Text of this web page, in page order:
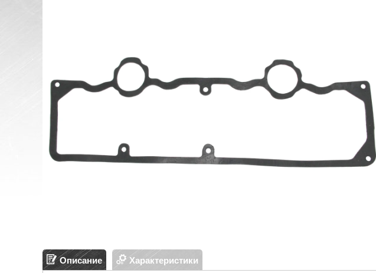
Описание Характеристики